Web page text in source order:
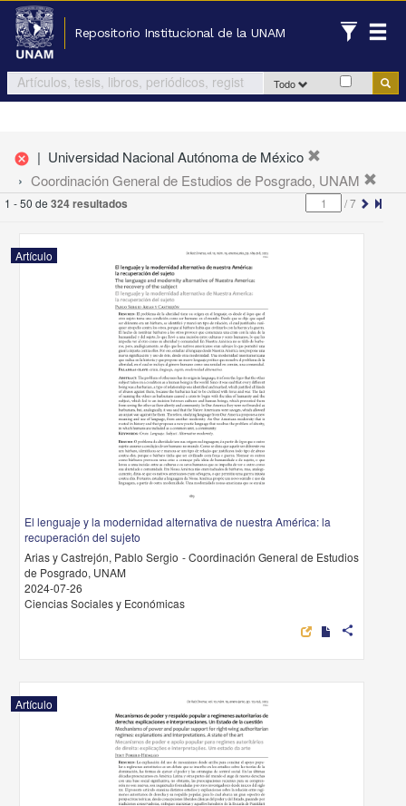
Repositorio Institucional de la UNAM
Todo
cancel | Universidad Nacional Autónoma de México
Coordinación General de Estudios de Posgrado, UNAM
1 - 50 de 324 resultados /7
Artículo
El lenguaje y la modernidad alternativa de nuestra América: la
recuperación del sujeto
Arias y Castrejón, Pablo Sergio - Coordinación General de Estudios
de Posgrado, UNAM
2024-07-26
Ciencias Sociales y Económicas
share
Artículo